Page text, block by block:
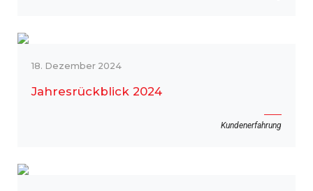
18. Dezember 2024
Jahresrückblick 2024
Kundenerfahrung